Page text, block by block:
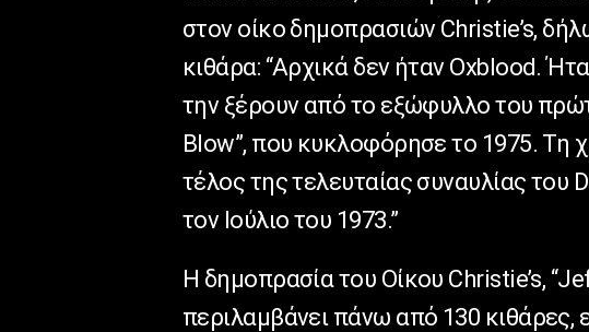
στον οίκο δημοπρασιών Christie’s,
κιθάρα: “Αρχικά δεν ήταν Oxblood.
την ξέρουν από το εξώφυλλο του
Blow”, που κυκλοφόρησε το 1975. Τη
τέλος της τελευταίας συναυλίας
τον Ιούλιο του 1973.”
Η δημοπρασία του Οίκου Christie’s,
περιλαμβάνει πάνω από 130 κιθάρες,